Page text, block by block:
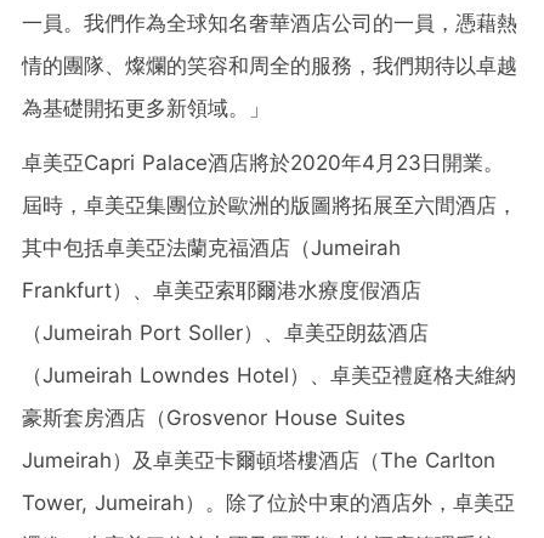
一員。我們作為全球知名奢華酒店公司的一員，憑藉熱
情的團隊、燦爛的笑容和周全的服務，我們期待以卓越
為基礎開拓更多新領域。」
卓美亞Capri Palace酒店將於2020年4月23日開業。
屆時，卓美亞集團位於歐洲的版圖將拓展至六間酒店，
其中包括卓美亞法蘭克福酒店（Jumeirah
Frankfurt）、卓美亞索耶爾港水療度假酒店
（Jumeirah Port Soller）、卓美亞朗茲酒店
（Jumeirah Lowndes Hotel）、卓美亞禮庭格夫維納
豪斯套房酒店（Grosvenor House Suites
Jumeirah）及卓美亞卡爾頓塔樓酒店（The Carlton
Tower, Jumeirah）。除了位於中東的酒店外，卓美亞